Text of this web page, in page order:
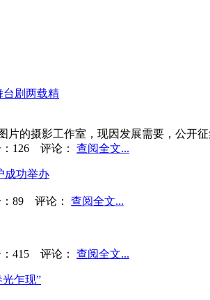
台剧两载精
摄影工作室，现因发展需要，公开征
126 评论： 查阅全文...
成功举办
89 评论： 查阅全文...
415 评论： 查阅全文...
乍现”